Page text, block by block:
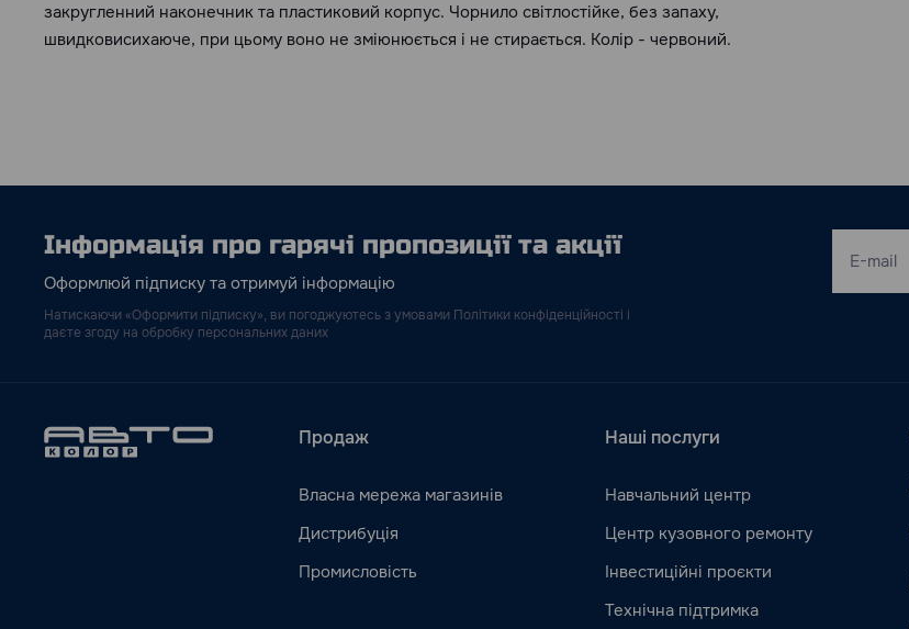
закругленний наконечник та пластиковий корпус. Чорнило світлостійке, без запаху,
швидковисихаюче, при цьому воно не зміюнюється і не стирається. Колір - червоний.
Інформація про гарячі пропозиції та акції
Оформлюй підписку та отримуй інформацію
Натискаючи «Оформити підписку», ви погоджуютесь з умовами Політики конфіденційності і
даєте згоду на обробку персональних даних
Продаж
Власна мережа магазинів
Дистрибуція
Промисловість
Наші послуги
Навчальний центр
Центр кузовного ремонту
Інвестиційні проєкти
Технічна підтримка